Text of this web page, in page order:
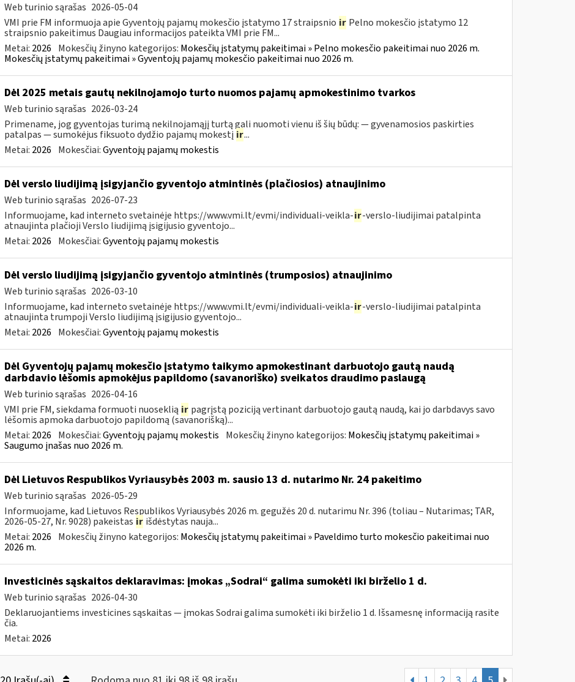
Web turinio sąrašas 2026-05-04
VMI prie FM informuoja apie Gyventojų pajamų mokesčio įstatymo 17 straipsnio ir Pelno mokesčio įstatymo 12
straipsnio pakeitimus Daugiau informacijos pateikta VMI prie FM...
Metai: 2026 Mokesčių žinyno kategorijos: Mokesčių įstatymų pakeitimai » Pelno mokesčio pakeitimai nuo 2026 m.
Mokesčių įstatymų pakeitimai » Gyventojų pajamų mokesčio pakeitimai nuo 2026 m.
Dėl 2025 metais gautų nekilnojamojo turto nuomos pajamų apmokestinimo tvarkos
Web turinio sąrašas 2026-03-24
Primename, jog gyventojas turimą nekilnojamąjį turtą gali nuomoti vienu iš šių būdų: — gyvenamosios paskirties
patalpas — sumokėjus fiksuoto dydžio pajamų mokestį ir...
Metai: 2026 Mokesčiai:Gyventojų pajamų mokestis
Dėl verslo liudijimą įsigyjančio gyventojo atmintinės (plačiosios) atnaujinimo
Web turinio sąrašas 2026-07-23
Informuojame, kad interneto svetainėje https://www.vmi.lt/evmi/individuali-veikla-ir-verslo-liudijimai patalpinta
atnaujinta plačioji Verslo liudijimą įsigijusio gyventojo...
Metai: 2026 Mokesčiai:Gyventojų pajamų mokestis
Dėl verslo liudijimą įsigyjančio gyventojo atmintinės (trumposios) atnaujinimo
Web turinio sąrašas 2026-03-10
Informuojame, kad interneto svetainėje https://www.vmi.lt/evmi/individuali-veikla-ir-verslo-liudijimai patalpinta
atnaujinta trumpoji Verslo liudijimą įsigijusio gyventojo...
Metai: 2026 Mokesčiai:Gyventojų pajamų mokestis
Dėl Gyventojų pajamų mokesčio įstatymo taikymo apmokestinant darbuotojo gautą naudą
darbdavio lėšomis apmokėjus papildomo (savanoriško) sveikatos draudimo paslaugą
Web turinio sąrašas 2026-04-16
VMI prie FM, siekdama formuoti nuoseklią ir pagrįstą poziciją vertinant darbuotojo gautą naudą, kai jo darbdavys savo
lėšomis apmoka darbuotojo papildomą (savanorišką)...
Metai: 2026 Mokesčiai:Gyventojų pajamų mokestis Mokesčių žinyno kategorijos: Mokesčių įstatymų pakeitimai »
Saugumo įnašas nuo 2026 m.
Dėl Lietuvos Respublikos Vyriausybės 2003 m. sausio 13 d. nutarimo Nr. 24 pakeitimo
Web turinio sąrašas 2026-05-29
Informuojame, kad Lietuvos Respublikos Vyriausybės 2026 m. gegužės 20 d. nutarimu Nr. 396 (toliau – Nutarimas; TAR,
2026-05-27, Nr. 9028) pakeistas ir išdėstytas nauja...
Metai: 2026 Mokesčių žinyno kategorijos: Mokesčių įstatymų pakeitimai » Paveldimo turto mokesčio pakeitimai nuo
2026 m.
Investicinės sąskaitos deklaravimas: įmokas „Sodrai“ galima sumokėti iki birželio 1 d.
Web turinio sąrašas 2026-04-30
Deklaruojantiems investicines sąskaitas — įmokas Sodrai galima sumokėti iki birželio 1 d. Išsamesnę informaciją rasite
čia.
Metai: 2026